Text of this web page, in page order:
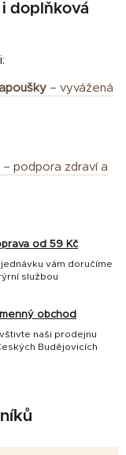
doplňková
– vyvážená
podpora zdraví a
od 59 Kč
vám doručíme
službou
obchod
naši prodejnu
Budějovicích